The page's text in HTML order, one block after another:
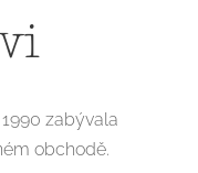
zabývala
obchodě.